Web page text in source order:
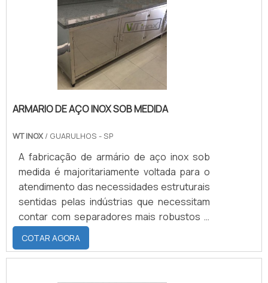
produtos!.
HISTÓRIA DAS DUAS PRINCIPAIS
EMPRESASA primeira empresa do grupo é a
ABC Equipamentos Gráficos fundada em .
ARMARIO DE AÇO INOX SOB MEDIDA
WT INOX / GUARULHOS - SP
A fabricação de armário de aço inox sob
medida é majoritariamente voltada para o
atendimento das necessidades estruturais
sentidas pelas indústrias que necessitam
contar com separadores mais robustos e
absolutamente resistentes em seus
espaços físicos. Um dos locais que melhor
demanda por esse tipo de instalação é
COTAR AGORA